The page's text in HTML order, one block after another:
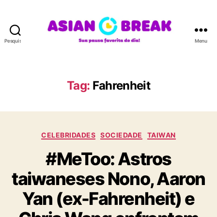
Pesquisar
A
N
R
A
Menu
Tag: Fahrenheit
C
t
e
g
o
i
CELEBRIDADES SOCIEDADE TAIWAN
#MeToo: Astros
taiwaneses Nono, Aaron
Yan (ex-Fahrenheit) e